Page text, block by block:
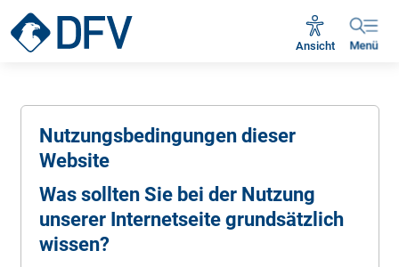
Ansicht Menü
Nutzungs­bedingungen dieser
Website
Was sollten Sie bei der Nutzung
unserer Internetseite grundsätzlich
wissen?